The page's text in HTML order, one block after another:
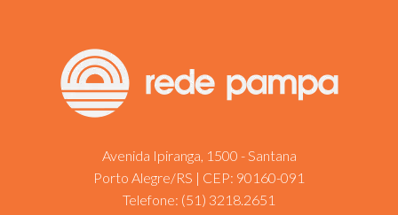
Avenida Ipiranga, 1500 - Santana
Porto Alegre/RS | CEP: 90160-091
Telefone: (51) 3218.2651